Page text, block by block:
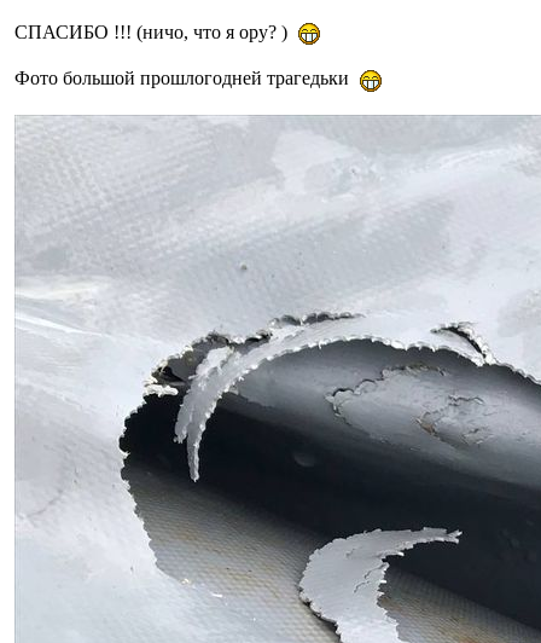
СПАСИБО !!! (ничо, что я ору? )
Фото большой прошлогодней трагедьки